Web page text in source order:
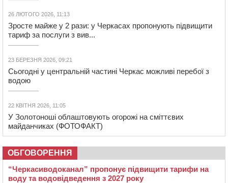
26 ЛЮТОГО 2026, 11:13
Зросте майже у 2 рази: у Черкасах пропонують підвищити
тариф за послуги з вив...
23 БЕРЕЗНЯ 2026, 09:21
Сьогодні у центральній частині Черкас можливі перебої з
водою
22 КВІТНЯ 2026, 11:05
У Золотоноші облаштовують огорожі на сміттєвих
майданчиках (ФОТОФАКТ)
ОБГОВОРЕННЯ
“Черкасиводоканал” пропонує підвищити тарифи на
воду та водовідведення з 2027 року